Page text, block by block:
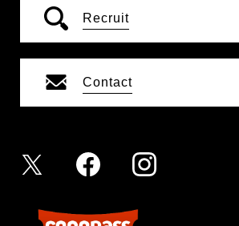
Recruit
Contact